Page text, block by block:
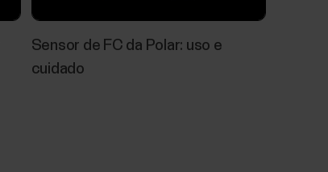
Sensor de FC da Polar: uso e
cuidado